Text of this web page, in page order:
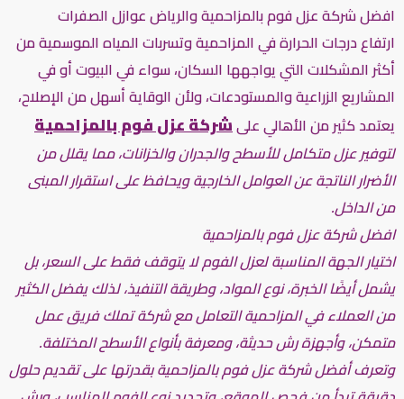
افضل شركة عزل فوم بالمزاحمية والرياض عوازل الصفرات
ارتفاع درجات الحرارة في المزاحمية وتسربات المياه الموسمية من
أكثر المشكلات التي يواجهها السكان، سواء في البيوت أو في
المشاريع الزراعية والمستودعات، ولأن الوقاية أسهل من الإصلاح،
يعتمد كثير من الأهالي علىشركة عزل فوم بالمزاحمية
لتوفير عزل متكامل للأسطح والجدران والخزانات، مما يقلل من
الأضرار الناتجة عن العوامل الخارجية ويحافظ على استقرار المبنى
من الداخل.
افضل شركة عزل فوم بالمزاحمية
اختيار الجهة المناسبة لعزل الفوم لا يتوقف فقط على السعر، بل
يشمل أيضًا الخبرة، نوع المواد، وطريقة التنفيذ، لذلك يفضل الكثير
من العملاء في المزاحمية التعامل مع شركة تملك فريق عمل
متمكن، وأجهزة رش حديثة، ومعرفة بأنواع الأسطح المختلفة.
وتعرف أفضل شركة عزل فوم بالمزاحمية بقدرتها على تقديم حلول